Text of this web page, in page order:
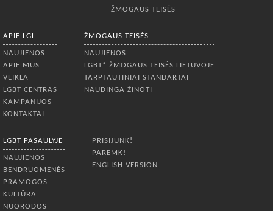
ŽMOGAUS TEISĖS
APIE LGL
NAUJIENOS
APIE MUS
VEIKLA
LGBT CENTRAS
KAMPANIJOS
KONTAKTAI
ŽMOGAUS TEISĖS
NAUJIENOS
LGBT* ŽMOGAUS TEISĖS LIETUVOJE
TARPTAUTINIAI STANDARTAI
NAUDINGA ŽINOTI
LGBT PASAULYJE
NAUJIENOS
BENDRUOMENĖS
PRAMOGOS
KULTŪRA
NUORODOS
PRISIJUNK!
PAREMK!
ENGLISH VERSION